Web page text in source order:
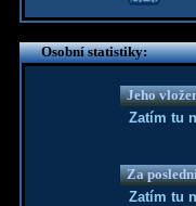
Osobní statistiky:
Jeho
Zatím tu
Za
Zatím tu